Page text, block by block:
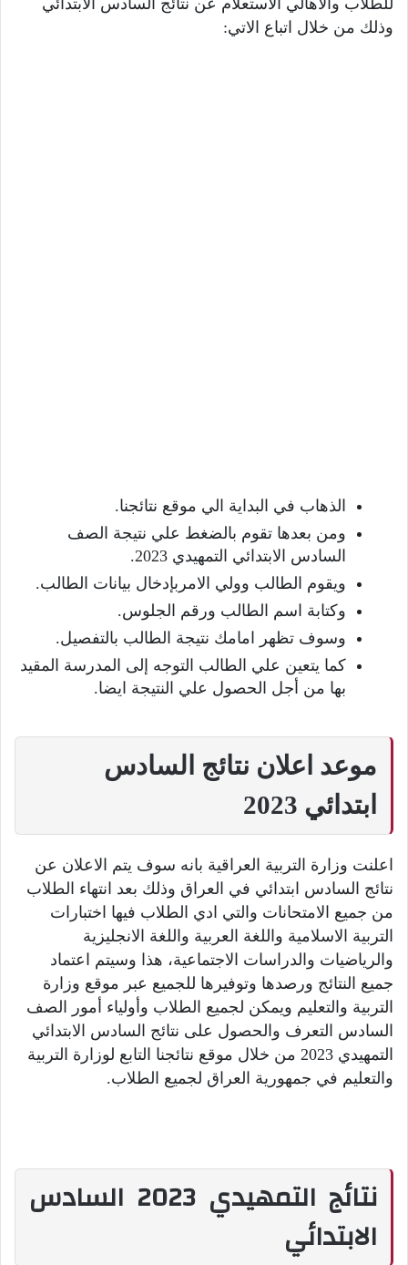
وذلك من خلال اتباع الاتي:
الذهاب في البداية الي موقع نتائجنا.
ومن بعدها تقوم بالضغط علي نتيجة الصف
السادس الابتدائي التمهيدي 2023.
ويقوم الطالب وولي الامربإدخال بيانات الطالب.
وكتابة اسم الطالب ورقم الجلوس.
وسوف تظهر امامك نتيجة الطالب بالتفصيل.
كما يتعين علي الطالب التوجه إلى المدرسة المقيد
بها من أجل الحصول علي النتيجة ايضا.
موعد اعلان نتائج السادس
ابتدائي 2023
اعلنت وزارة التربية العراقية بانه سوف يتم الاعلان عن
نتائج السادس ابتدائي في العراق وذلك بعد انتهاء الطلاب
من جميع الامتحانات والتي ادي الطلاب فيها اختبارات
التربية الاسلامية واللغة العربية واللغة الانجليزية
والرياضيات والدراسات الاجتماعية، هذا وسيتم اعتماد
جميع النتائج ورصدها وتوفيرها للجميع عبر موقع وزارة
التربية والتعليم ويمكن لجميع الطلاب وأولياء أمور الصف
السادس التعرف والحصول على نتائج السادس الابتدائي
التمهيدي 2023 من خلال موقع نتائجنا التابع لوزارة التربية
والتعليم في جمهورية العراق لجميع الطلاب.
نتائج التمهيدي 2023 السادس
الابتدائي